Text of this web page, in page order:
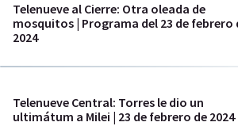
Telenueve al Cierre: Otra oleada de
mosquitos | Programa del 23 de febrero
2024
Telenueve Central: Torres le dio un
ultimátum a Milei | 23 de febrero de 2024